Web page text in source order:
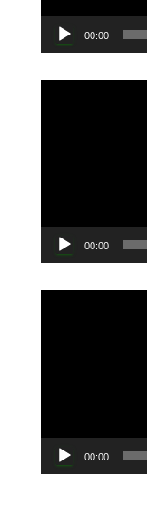
00:00
00:00
00:00